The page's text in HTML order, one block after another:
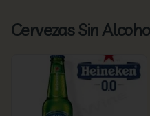
Cervezas Sin